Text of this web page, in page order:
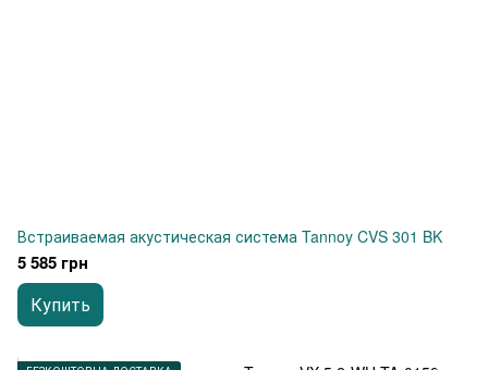
Встраиваемая акустическая система Tannoy CVS 301 BK
5 585 грн
Купить